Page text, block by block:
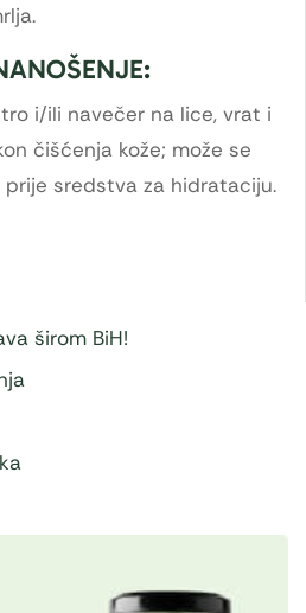
i/ili navečer na lice, vrat i
čišćenja kože; može se
sredstva za hidrataciju.
širom BiH!